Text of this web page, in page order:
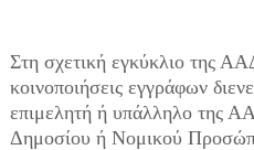
Στη σχετική εγκύκλιο της
κοινοποιήσεις εγγράφων
επιμελητή ή υπάλληλο της
Δημοσίου ή Νομικού